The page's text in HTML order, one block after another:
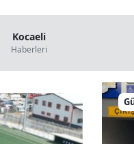
Kocaeli
Haberleri